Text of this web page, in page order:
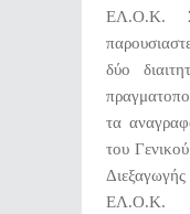
ΕΛ.Ο.Κ.
δύο
τα
του
ΕΛ.Ο.Κ.